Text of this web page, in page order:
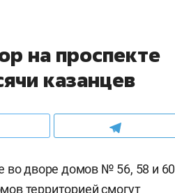
на проспекте
казанцев
во дворе домов № 56, 58 и 60
территорией смогут